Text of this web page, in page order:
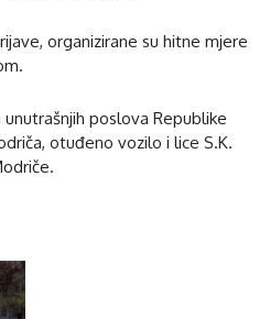
organizirane su hitne mjere
poslova Republike
otuđeno vozilo i lice S.K.